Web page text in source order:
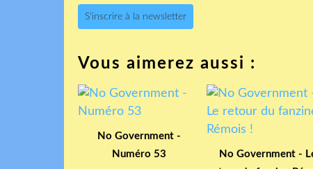
S'inscrire à la newsletter
Vous aimerez aussi :
No Government -
Numéro 53
No Government -